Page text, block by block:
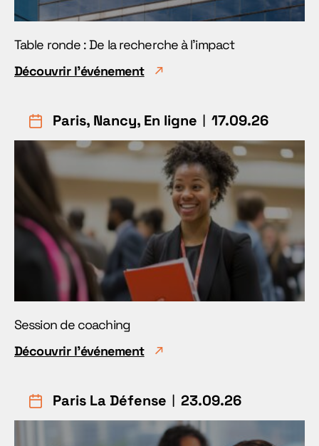
Table ronde : De la recherche à l'impact
Découvrir l'événement
Paris, Nancy, En ligne ︱17.09.26
Session de coaching
Découvrir l'événement
Paris La Défense ︱23.09.26